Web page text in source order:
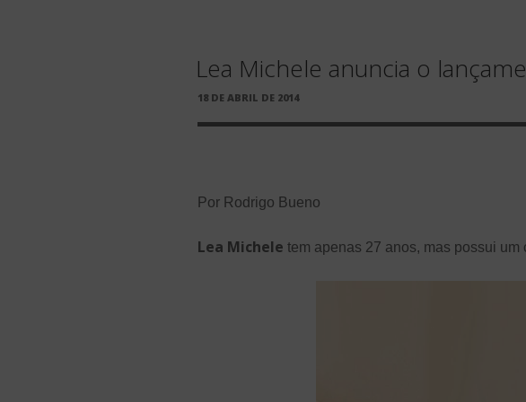
Lea Michele anuncia o
PUBLICADO
18 DE ABRIL DE 2014
Por Rodrigo Bueno
Lea Michele tem apenas 27 anos, mas possui